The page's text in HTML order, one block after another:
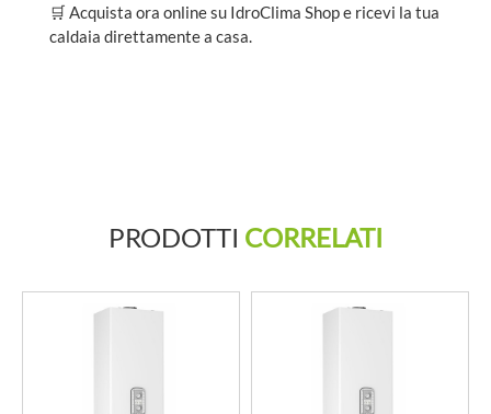
🛒 Acquista ora online su IdroClima Shop e ricevi la tua
caldaia direttamente a casa.
PRODOTTI CORRELATI